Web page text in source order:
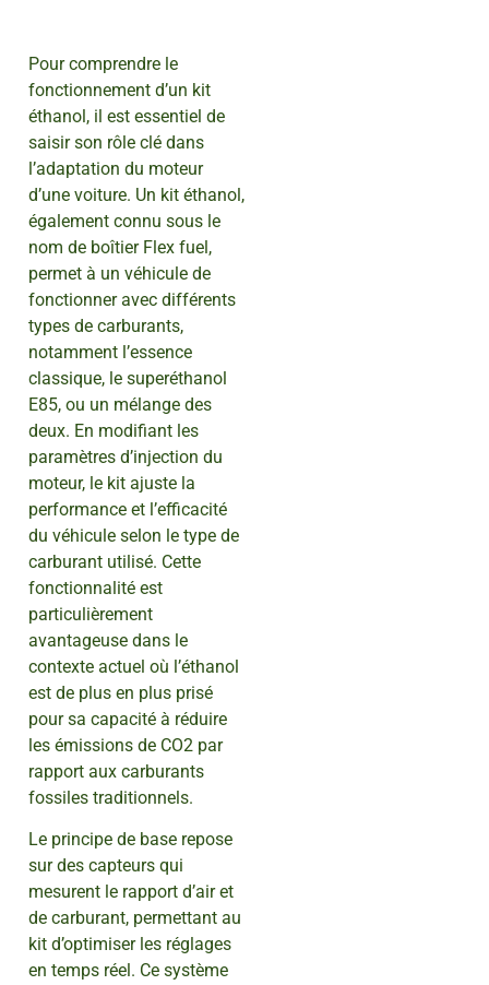
Pour comprendre le
fonctionnement d’un kit
éthanol, il est essentiel de
saisir son rôle clé dans
l’adaptation du moteur
d’une voiture. Un kit éthanol,
également connu sous le
nom de boîtier Flex fuel,
permet à un véhicule de
fonctionner avec différents
types de carburants,
notamment l’essence
classique, le superéthanol
E85, ou un mélange des
deux. En modifiant les
paramètres d’injection du
moteur, le kit ajuste la
performance et l’efficacité
du véhicule selon le type de
carburant utilisé. Cette
fonctionnalité est
particulièrement
avantageuse dans le
contexte actuel où l’éthanol
est de plus en plus prisé
pour sa capacité à réduire
les émissions de CO2 par
rapport aux carburants
fossiles traditionnels.
Le principe de base repose
sur des capteurs qui
mesurent le rapport d’air et
de carburant, permettant au
kit d’optimiser les réglages
en temps réel. Ce système